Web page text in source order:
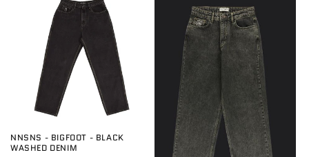
NNSNS - BIGFOOT - BLACK
WASHED DENIM